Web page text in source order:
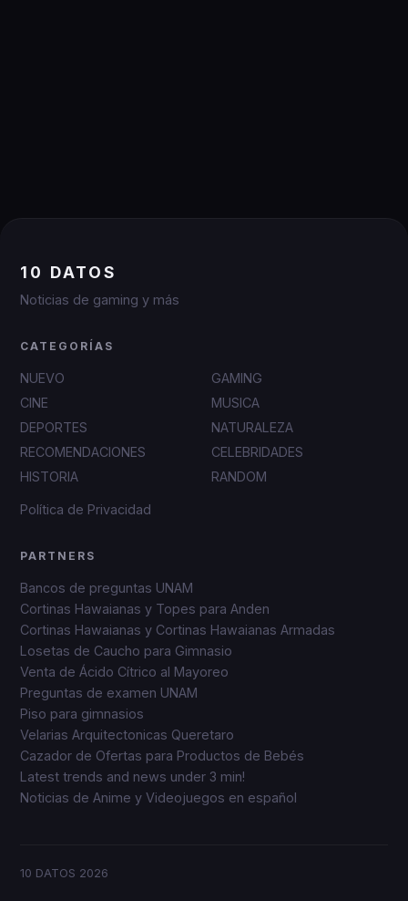
10 DATOS
Noticias de gaming y más
CATEGORÍAS
NUEVO
GAMING
CINE
MUSICA
DEPORTES
NATURALEZA
RECOMENDACIONES
CELEBRIDADES
HISTORIA
RANDOM
Política de Privacidad
PARTNERS
Bancos de preguntas UNAM
Cortinas Hawaianas y Topes para Anden
Cortinas Hawaianas y Cortinas Hawaianas Armadas
Losetas de Caucho para Gimnasio
Venta de Ácido Cítrico al Mayoreo
Preguntas de examen UNAM
Piso para gimnasios
Velarias Arquitectonicas Queretaro
Cazador de Ofertas para Productos de Bebés
Latest trends and news under 3 min!
Noticias de Anime y Videojuegos en español
10 DATOS 2026